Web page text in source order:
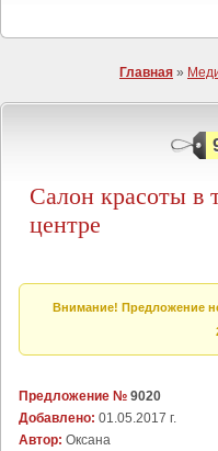
Главная »
Салон красоты в
центре
Внимание! Предложение
Предложение № 9020
Добавлено: 01.05.2017 г.
Автор: Оксана